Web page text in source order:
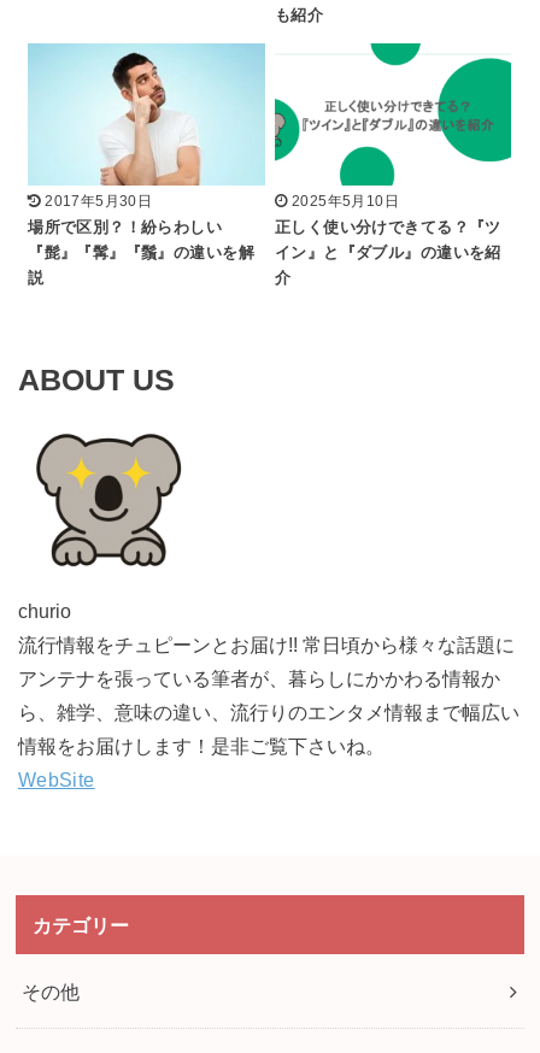
も紹介
2017年5月30日
場所で区別？！紛らわしい
『髭』『髯』『鬚』の違いを解
説
2025年5月10日
正しく使い分けできてる？『ツ
イン』と『ダブル』の違いを紹
介
ABOUT US
churio
流行情報をチュピーンとお届け!! 常日頃から様々な話題に
アンテナを張っている筆者が、暮らしにかかわる情報か
ら、雑学、意味の違い、流行りのエンタメ情報まで幅広い
情報をお届けします！是非ご覧下さいね。
WebSite
カテゴリー
その他